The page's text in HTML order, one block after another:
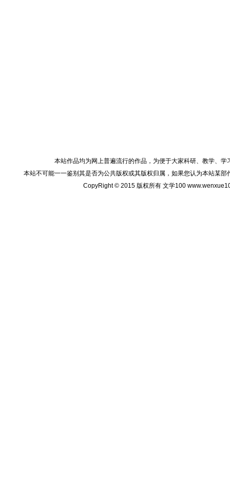
本站作品均为网上普遍流行的作品，为便于大家科研、教学、
本站不可能一一鉴别其是否为公共版权或其版权归属，如果您认为本站某
CopyRight © 2015 版权所有 文学100